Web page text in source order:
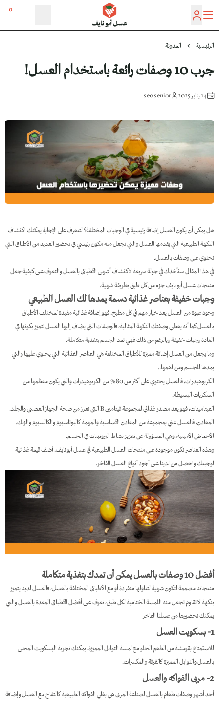
عسل أبو نايف
0
الرئيسية المدونة
جرب 10 وصفات رائعة باستخدام العسل!
14 يناير 2025 seo senior
هل يمكن أن يكون العسل إضافة رئيسية في الوجبات المختلفة؟ لتتعرف على الإجابة يمكنك اكتشاف
النكهة الطبيعية التي يقدمها العسل والتي تجعل منه مكون رئيسي في تحضير العديد من الأطباق التي
تحتوي على وصفات بالعسل.
في هذا المقال سنأخذك في جولة سريعة لاكتشاف أشهى الأطباق بالعسل والتعرف على كيفية جعل
منتجات عسل أبو نايف جزء من كل طبق بطريقة شهية.
وجبات خفيفة بعناصر غذائية دسمة يمدها لك العسل الطبيعي
وجود عبوة من العسل يعد خيار مهم في كل مطبخ، فهو إضافة غذائية مفيدة لمختلف الأطباق
بالعسل كما أنه يعطي وصفتك النكهة المثالية، فالوصفات التي يضاف إليها العسل تتميز بكونها في
العادة وجبات خفيفة وبالرغم من ذلك فهي تمد الجسم بتغذية متكاملة.
وما يجعل من العسل إضافة مميزة للأطباق المختلفة هي العناصر الغذائية التي يحتوي عليها والتي
يمدها للجسم ومن أهمها..
الكربوهيدرات، فالعسل يحتوي على أكثر من 80% من الكربوهيدرات والتي يكون معظمها من
السكريات البسيطة.
الفيتامينات، فهو يعد مصدر غذائي لمجموعة فيتامين B التي تعزز من صحة الجهاز العصبي والجلد.
المعادن، فالعسل غني بمجموعة من المعادن الأساسية والمهمة كالبوتاسيوم والكالسيوم والزنك.
الأحماض الأمينية، وهي المسؤولة عن تعزيز نشاط البروتينات في الجسم.
وهذه العناصر تكون موجودة على منتجات العسل الطبيعية في عسل أبو نايف، أضف قيمة غذائية
لوجبتك واحصل من لدينا على أجود أنواع العسل الفاخر.
أفضل 10 وصفات بالعسل يمكن أن تمدك بتغذية متكاملة
منتجاتنا مصممة لتكون شهية لتناولها منفردة أو مع الأطباق المختلفة بالعسل، فالعسل لدينا يتميز
بنكهة لا تقاوم تجعل منه اللمسة الختامية لكل طبق، تعرف على أفضل الأطباق المعدة بالعسل والتي
يمكنك تحضيرها من عسلنا الفاخر
1- بسكويت العسل
للاستمتاع بقرمشة من الطعم الحلو مع لمسة التوابل المميزة، يمكنك تجربة البسكويت المحلى
بالعسل والتوابل المميزة كالقرفة والمكسرات.
2- مربى الفواكه والعسل
أحد أشهر وصفات طعام بالعسل لصناعة المربى هي بغلي الفواكه الطبيعية كالتفاح مع العسل وإضافة